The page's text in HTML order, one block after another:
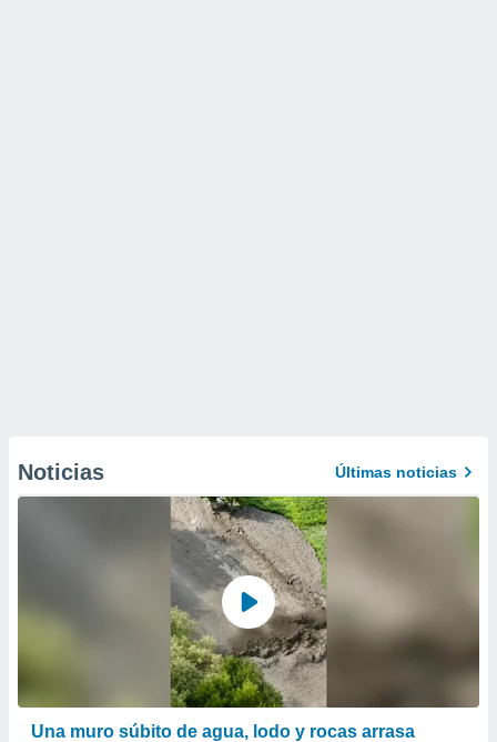
Noticias Últimas noticias
Una muro súbito de agua, lodo y rocas arrasa